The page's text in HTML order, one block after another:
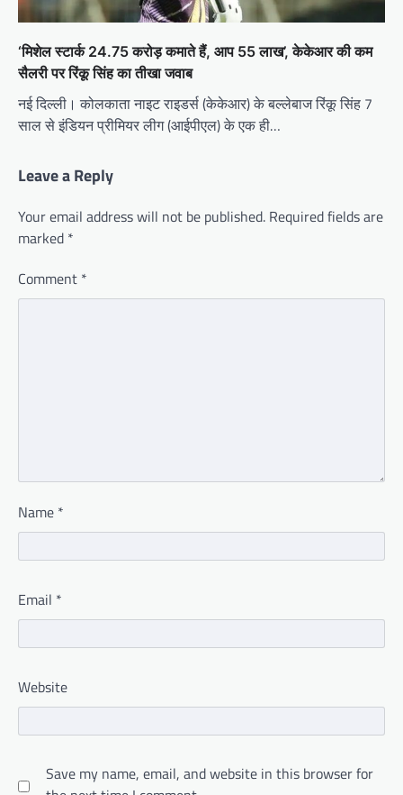
‘मिशेल स्टार्क 24.75 करोड़ कमाते हैं, आप 55 लाख’, केकेआर की कम
सैलरी पर रिंकू सिंह का तीखा जवाब
नई दिल्ली। कोलकाता नाइट राइडर्स (केकेआर) के बल्लेबाज रिंकू सिंह 7
साल से इंडियन प्रीमियर लीग (आईपीएल) के एक ही…
Leave a Reply
Your email address will not be published. Required fields are
marked *
Comment *
Name *
Email *
Website
Save my name, email, and website in this browser for